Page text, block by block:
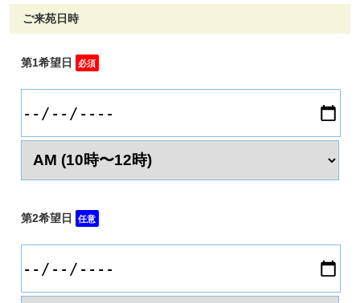
ご来苑日時
第1希望日 必須
第2希望日 任意